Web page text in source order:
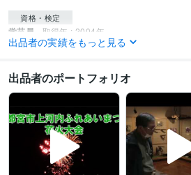
資格・検定
学芸員 取得年 : 2004年
HTML:20年
ビジネス・クリエイティブツール
Google スプレッドシート
PowerPoint:15年Word:25年Moneyfoward:3年
得意分野
動画編集・映像制作 動画撮影・編集 デジタ
出品者の実績をもっと見る
出品者のポートフォリオ